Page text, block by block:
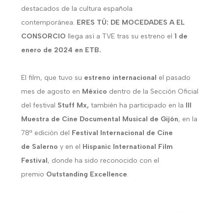
destacados de la cultura española
contemporánea. ERES TÚ: DE MOCEDADES A EL
CONSORCIO llega así a TVE tras su estreno el 1 de
enero de 2024 en ETB.
El film, que tuvo su estreno internacional el pasado
mes de agosto en México dentro de la Sección Oficial
del festival Stuff Mx, también ha participado en la III
Muestra de Cine Documental Musical de Gijón, en la
78ª edición del Festival Internacional de Cine
de Salerno y en el Hispanic International Film
Festival, donde ha sido reconocido con el
premio Outstanding Excellence.